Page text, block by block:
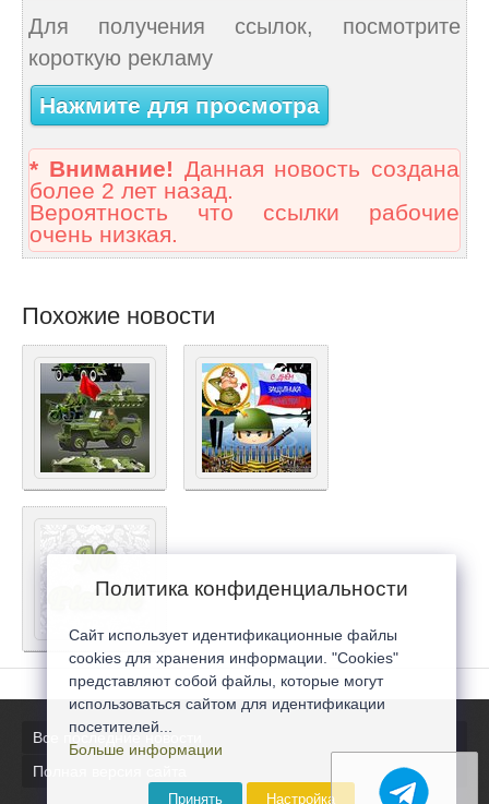
Для получения ссылок, посмотрите
короткую рекламу
Нажмите для просмотра
* Внимание! Данная новость создана
более 2 лет назад.
Вероятность что ссылки рабочие
очень низкая.
Похожие новости
Все последние новости
Полная версия сайта
Политика конфиденциальности
Сайт использует идентификационные файлы
cookies для хранения информации. "Cookies"
представляют собой файлы, которые могут
использоваться сайтом для идентификации
посетителей...
Больше информации
Принять Настройка